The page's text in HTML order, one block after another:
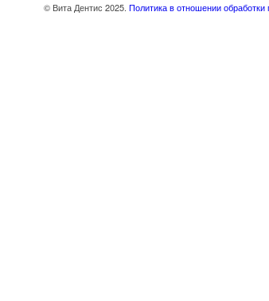
© Вита Дентис 2025. Политика в отношении